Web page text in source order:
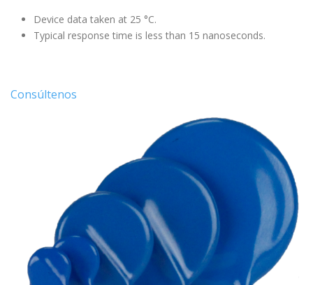
Device data taken at 25 °C.
Typical response time is less than 15 nanoseconds.
Consúltenos